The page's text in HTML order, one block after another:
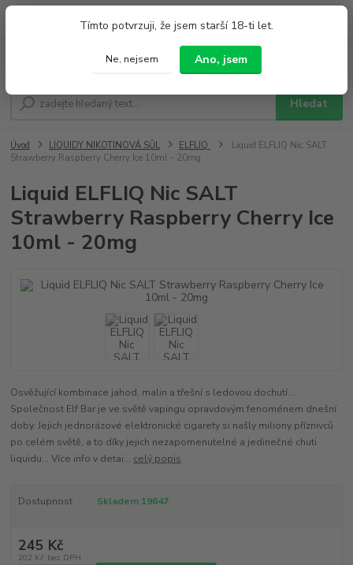
Tímto potvrzuji, že jsem starší 18-ti let.
Ne, nejsem Ano, jsem
Hledat
Po - Pá 9:00 - 19:00 So 9:00 - 14:00
Úvod LIQUIDY NIKOTINOVÁ SŮL ELFLIQ
Liquid ELFLIQ Nic SALT
Strawberry Raspberry Cherry Ice 10ml - 20mg
Liquid ELFLIQ Nic SALT
Strawberry Raspberry Cherry Ice
10ml - 20mg
Osvěžující kombinace jahod, malin a třešní s ledovou dochutí...
Společnost Elf Bar je ve světě vapingu opravdovým fenoménem dnešní
doby. Jejich jednorázové elektronické cigarety si našly miliony příznivců
po celém světě, a to díky jejich nezapomenutelné a jedinečné chuti
liquidu... Více info v detai... celý popis
Dostupnost Skladem 19647
245 Kč
202 Kč bez DPH